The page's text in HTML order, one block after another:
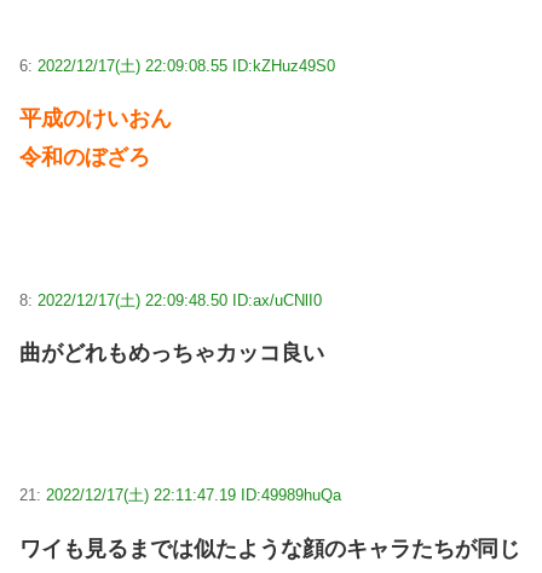
6: 2022/12/17(土) 22:09:08.55 ID:kZHuz49S0
平成のけいおん
令和のぼざろ
8: 2022/12/17(土) 22:09:48.50 ID:ax/uCNlI0
曲がどれもめっちゃカッコ良い
21: 2022/12/17(土) 22:11:47.19 ID:49989huQa
ワイも見るまでは似たような顔のキャラたちが同じ